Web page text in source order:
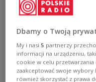
"Łączy nas
literaturze young
Dbamy o Twoją
My i nasi5 partnerzy
informacji na urządzeniu,
cookie w celu
zaakceptować swoje wybory
również skorzystać z prawa